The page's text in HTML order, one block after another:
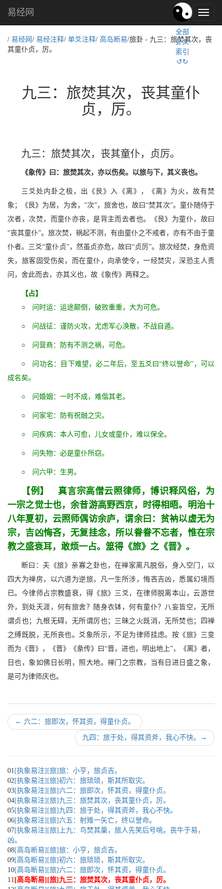
易
经
化,
易经网
全部
卦爻
索引
↺↻
/ 易经网 / 易经注释/ 单爻注释/ 高岛断易/旅卦 - 九三：旅焚其次，丧
其童仆贞，厉。
九三：旅焚其次，丧其童仆
贞，厉。
九三：旅焚其次，丧其童仆，贞厉。
《象传》曰：旅焚其次，亦以伤矣。以旅与下，其义丧也。
三爻处内卦之极，出《艮》入《离》，《离》为火，故有焚
象；《艮》为居，为舍，“次”，旅舍也，故曰“焚其次”。童仆随侍于
次者，次焚，而童仆亦丧，是背主而去者也。《艮》为童仆，故曰
“丧其童仆”。旅次焚，祸起不测，有由童仆之不戒者，亦有不由于童
仆者。三爻“童仆贞”，然虽贞亦危，故曰“贞厉”。旅次经焚，身危资
失，旅客固受伤矣，而在童仆，向承使令，一经焚灾，深恐主人责
问，舍此而去，亦其义也，故《象传》两释之。
【占】
○ 问时运：运途颠倒，破败重重，大为可危。
○ 问战征：谨防火攻，尤虑军心涣散，不战自遁。
○ 问营商：防有不测之祸，可危。
○ 问功名：目下难望，必二年后，至五爻曰“终以誉命”，可以
成名矣。
○ 问婚姻：一时不成，难偕其老。
○ 问家宅：防有祝融之灾。
○ 问疾病：本人可愈，儿女或童仆，难以保全。
○ 问失物：必是童仆所窃。
○ 问六甲：生男。
【例】 真言宗高僧云照律师，博识释风俗，为
一宗之觉士也，余昔游高野西京，时得相晤。明治十
八年夏初，云照师偶访余庐，谓余曰：贫衲以虚无为
宗，吉凶悔吝，无复挂念，所以眷眷不忘者，惟在宗
教之盛衰耳，敢烦一占。筮得《旅》之《晋》。
断曰：夫《旅》亲寡之卦也，在禅家离凡脱俗，身入空门，以
四大为禅房，以六道为逆旅，凡一生所涉，悔吝吉凶，悉属幻境而
已。今律师占宗教盛衰，得《旅》三爻，在律师脱离本山，云游世
外，到处天涯，何有旅舍？随身衣钵，何有童仆？八妄皆空，无所
谓贞也；九根无碍，无所谓厉也；三昧之火既消，无所焚也；四禅
之缚既脱，无所丧也。爻象所示，不足为律师挂虑。按《旅》三变
而为《晋》，《晋》《彖传》曰“晋，进也，明出地上”，《离》者，
日也，象如佛日长明，照大地。禅门之宗教，当有日进日盛之象，
是可为律师庆也。
← 六二：旅即次，怀其资，得童仆贞。
九四：旅于处，得其资斧，我心不快。 →
01 [执象易注][旅]旅：小亨，旅贞吉。
02[执象易注][旅]初六：旅琐琐，斯其所取灾。
03[执象易注][旅]六二：旅即次，怀其资，得童仆贞。
04[执象易注][旅]九三：旅焚其次，丧其童仆贞，厉。
05[执象易注][旅]九四：旅于处，得其资斧，我心不快。
06[执象易注][旅]六五：射雉一矢亡，终以誉命。
07[执象易注][旅]上九：鸟焚其巢，旅人先笑后号咷。丧牛于易，
凶。
08[高岛断易][旅]旅：小亨，旅贞吉。
09[高岛断易][旅]初六：旅琐琐，斯其所取灾。
10[高岛断易][旅]六二：旅即次，怀其资，得童仆贞。
11 [高岛断易][旅]九三：旅焚其次，丧其童仆贞，厉。